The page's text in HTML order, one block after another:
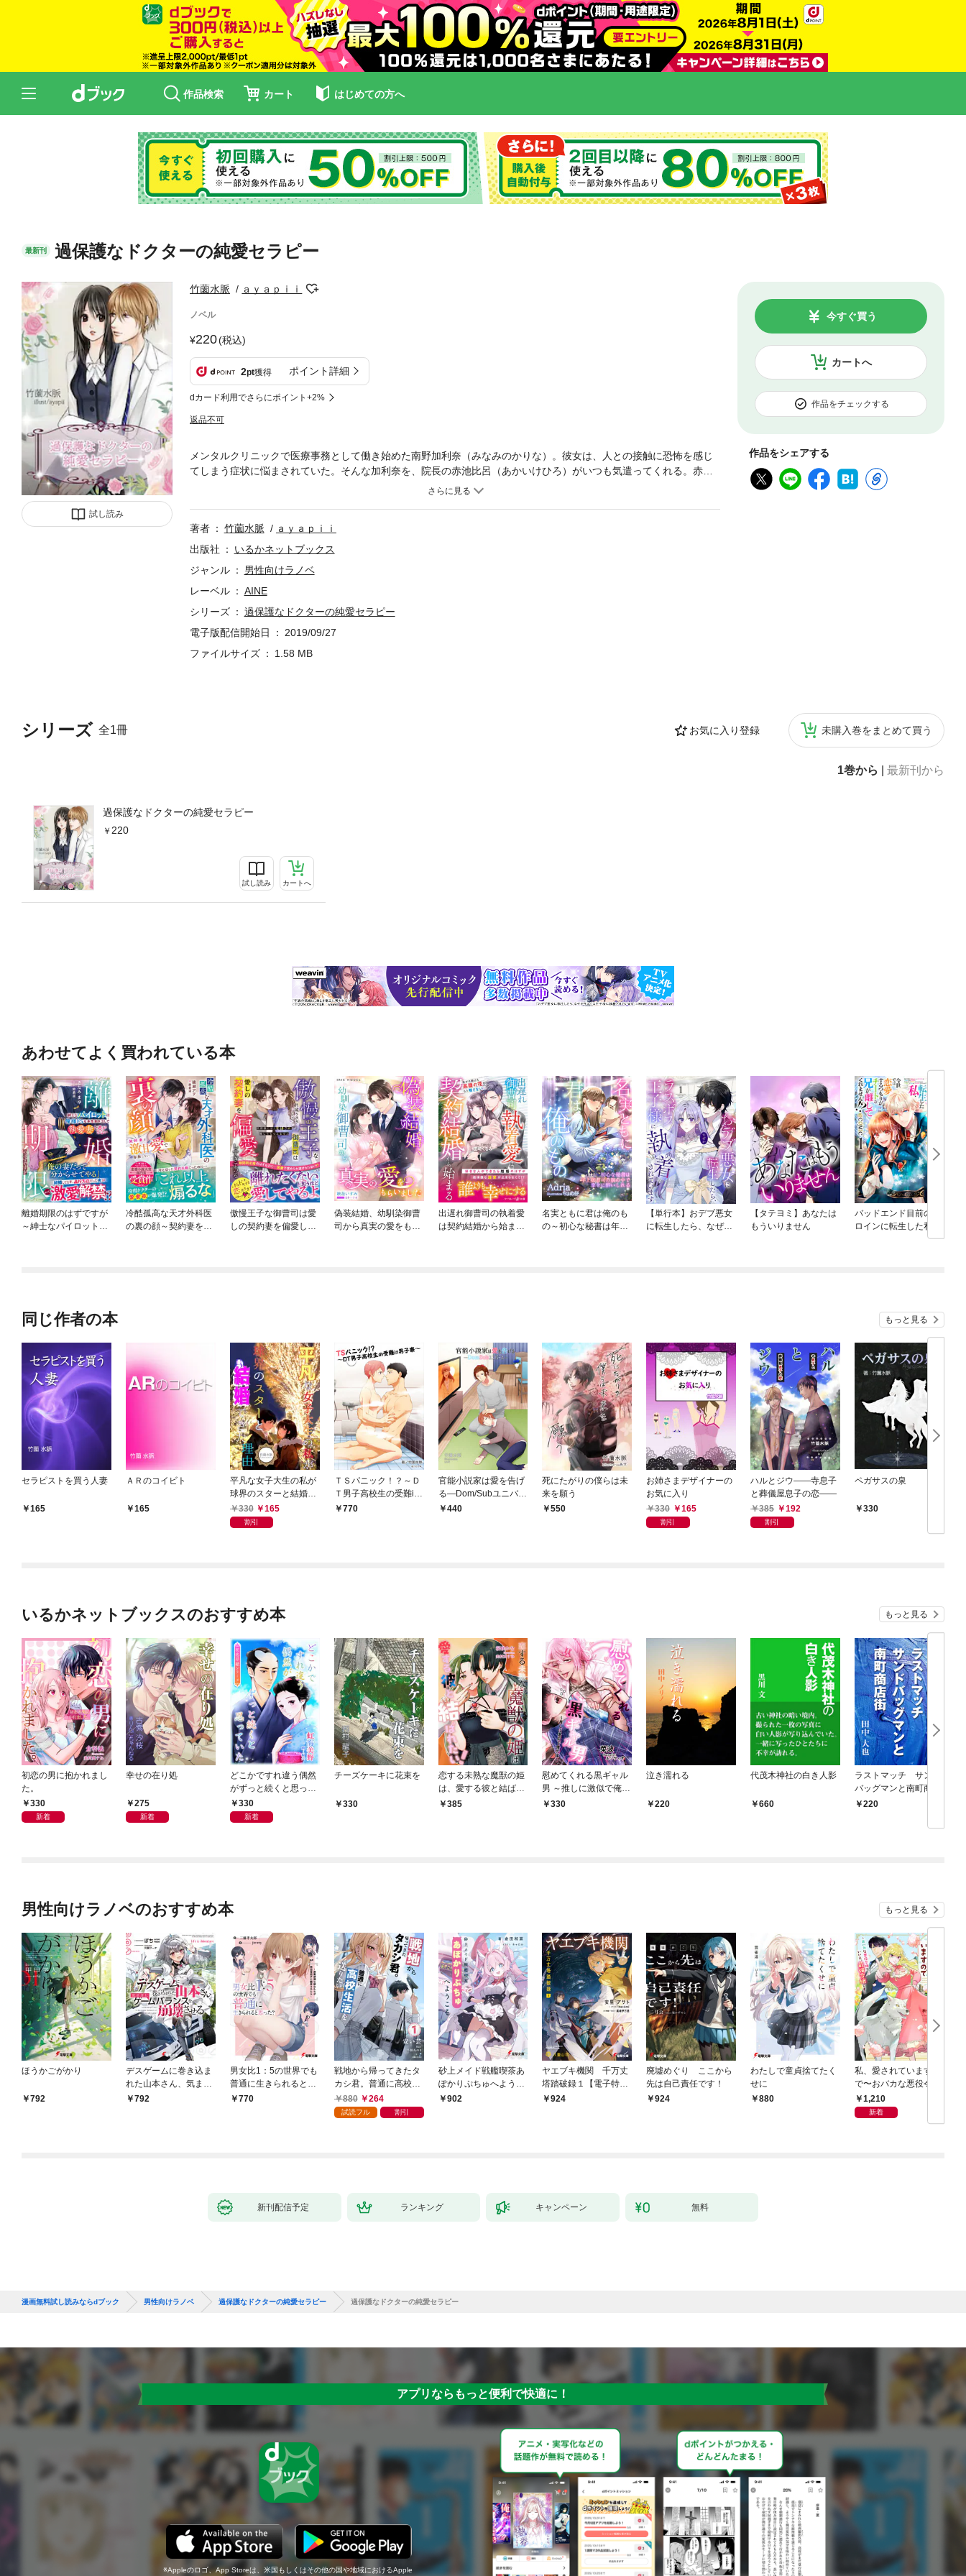
作品検索 カート はじめての方へ
最新刊 過保護なドクターの純愛セラピー
試し読み
竹薗水脈 ａｙａｐｉｉ
ノベル
220(税込)
2pt獲得 ポイント詳細
dカード利用でさらにポイント+2%
返品不可
カートへ
今すぐ買う
作品をチェックする
作品をシェアする
シリーズ 全1冊 お気に入り登録 未購入巻をまとめて買う
1巻から 最新刊から
過保護なドクターの純愛セラピー
220
試し読み カートへ
メンタルクリニックで医療事務として働き始めた南野加利奈（みなみのかりな）。彼女は、人との接触に恐怖を感じ
てしまう症状に悩まされていた。そんな加利奈を、院長の赤池比呂（あかいけひろ）がいつも気遣ってくれる。赤池
は「診療時間が終わった後に、少しずつ君の治療をしていこう」と言い出す。見詰め合うことから始まった治療のは
著者 竹薗水脈
ａｙａｐｉｉ
出版社
いるかネットブックス
ジャンル
男性向けラノベ
レーベル
AINE
シリーズ
過保護なドクターの純愛セラピー
電子版配信開始日
2019/09/27
ファイルサイズ
1.58 MB
あわせてよく買われている本
離婚期限のはずですが
～紳士なパイロットは
冷酷孤高な天才外科医
の裏の顔～契約妻を激
傲慢王子な御曹司は愛
しの契約妻を偏愛しす
偽装結婚、幼馴染御曹
司から真実の愛をもら
出遅れ御曹司の執着愛
は契約結婚から始まる
名実ともに君は俺のも
の～初心な秘書は年上
【単行本】おデブ悪女
に転生したら、なぜか
【タテヨミ】あなたは
もういりません
バッドエンド目前のヒ
ロインに転生した私、
今世では恋愛するつも
同じ作者の本 もっと見る
セラピストを買う人妻
165
ＡＲのコイビト
165
平凡な女子大生の私が
球界のスターと結婚で
きた理由
330 165
割引
ＴＳパニック！？～Ｄ
Ｔ男子高校生の受難in
男子寮～
770
官能小説家は愛を告げ
る―Dom/Subユニバー
ス―440
死にたがりの僕らは未
来を願う
550
お姉さまデザイナーの
お気に入り
330
165
割引
ハルとジウ——寺息子
と葬儀屋息子の恋——
385
192
割引
ペガサスの泉
330
いるかネットブックスのおすすめ本 もっと見る
初恋の男に抱かれまし
た。
330
新着
幸せの在り処
275
新着
どこかですれ違う偶然
がずっと続くと思って
いた330
新着
チーズケーキに花束を
330
恋する未熟な魔獣の姫
は、愛する彼と結ばれ
たい！
385
慰めてくれる黒ギャル
男 ～推しに激似で俺の
嫁～330
泣き濡れる
220
代茂木神社の白き人影
660
ラストマッチ サンド
バッグマンと南町商店
街220
男性向けラノベのおすすめ本 もっと見る
ほうかごがかり
792
デスゲームに巻き込ま
れた山本さん、気まま
にゲームバランスを崩
792
男女比1：5の世界でも
普通に生きられると思
った？ ～激重感情な
770
戦地から帰ってきたタ
カシ君。普通に高校生
活を送りたい【電子版
特典付】１
880 264
試読フル 割引
砂上メイド戦艦喫茶あ
ぽかりぷちゅへようこ
そ902
ヤエブキ機関 千万丈
塔踏破録１【電子特別
版】924
廃墟めぐり ここから
先は自己責任です！
924
わたしで童貞捨てたく
せに
880
私、愛されていますの
で〜おバカな悪役令
嬢？いいえ、最強令嬢
です〜
1,210
新着
新刊配信予定 ランキング キャンペーン 無料
漫画無料試し読みならdブック 男性向けラノベ 過保護なドクターの純愛セラピー 過保護なドクターの純愛セラピー
アプリならもっと便利で快適に！
Appleのロゴ、App Storeは、米国もしくはその他の国や地域におけるApple